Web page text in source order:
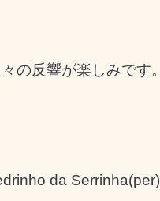
の反響が楽しみです。
da Serrinha(per)